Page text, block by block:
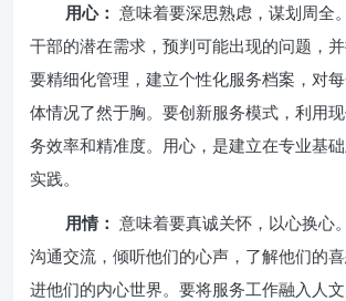
用心： 意味着要深思熟虑，谋划周全
干部的潜在需求，预判可能出现的问题，并
要精细化管理，建立个性化服务档案，对
体情况了然于胸。要创新服务模式，利用
务效率和精准度。用心，是建立在专业基
实践。
用情： 意味着要真诚关怀，以心换心
沟通交流，倾听他们的心声，了解他们的
进他们的内心世界。要将服务工作融入人